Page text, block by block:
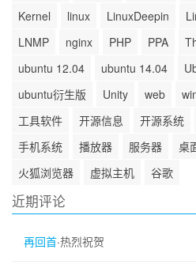
Kernel
linux LinuxDeepin
LNMP
nginx PHP PPA
ubuntu 12.04
ubuntu 14.04
ubuntu衍生版
Unity web
工具软件
开源信息 开源系统
手机系统
播放器 服务器 桌
火狐浏览器
虚拟主机 谷歌
近期评论
再回首·热烈祝贺